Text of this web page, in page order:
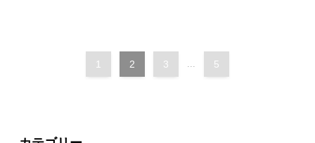
1 2 3 ... 5